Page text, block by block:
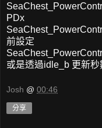
PDx
前設定
或是透過idle_b 更新秒
Josh @ 00:46
分享